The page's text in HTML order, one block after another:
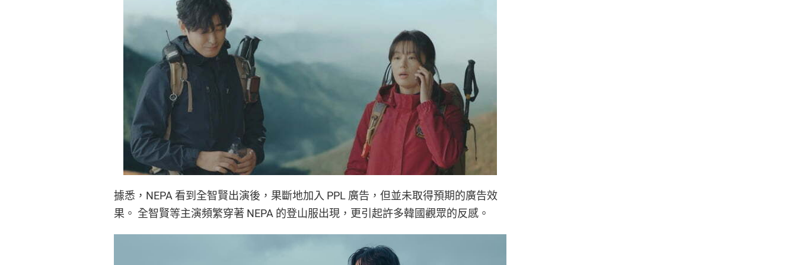
據悉，NEPA 看到全智賢出演後，果斷地加入 PPL 廣告，但並未取得預期的廣告效
果。 全智賢等主演頻繁穿著 NEPA 的登山服出現，更引起許多韓國觀眾的反感。